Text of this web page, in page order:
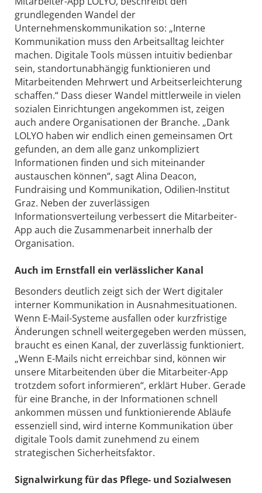
grundlegenden Wandel der
Unternehmenskommunikation so: „Interne
Kommunikation muss den Arbeitsalltag leichter
machen. Digitale Tools müssen intuitiv bedienbar
sein, standortunabhängig funktionieren und
Mitarbeitenden Mehrwert und Arbeitserleichterung
schaffen.“ Dass dieser Wandel mittlerweile in vielen
sozialen Einrichtungen angekommen ist, zeigen
auch andere Organisationen der Branche. „Dank
LOLYO haben wir endlich einen gemeinsamen Ort
gefunden, an dem alle ganz unkompliziert
Informationen finden und sich miteinander
austauschen können“, sagt Alina Deacon,
Fundraising und Kommunikation, Odilien-Institut
Graz. Neben der zuverlässigen
Informationsverteilung verbessert die Mitarbeiter-
App auch die Zusammenarbeit innerhalb der
Organisation.
Auch im Ernstfall ein verlässlicher Kanal
Besonders deutlich zeigt sich der Wert digitaler
interner Kommunikation in Ausnahmesituationen.
Wenn E-Mail-Systeme ausfallen oder kurzfristige
Änderungen schnell weitergegeben werden müssen,
braucht es einen Kanal, der zuverlässig funktioniert.
„Wenn E-Mails nicht erreichbar sind, können wir
unsere Mitarbeitenden über die Mitarbeiter-App
trotzdem sofort informieren“, erklärt Huber. Gerade
für eine Branche, in der Informationen schnell
ankommen müssen und funktionierende Abläufe
essenziell sind, wird interne Kommunikation über
digitale Tools damit zunehmend zu einem
strategischen Sicherheitsfaktor.
Signalwirkung für das Pflege- und Sozialwesen